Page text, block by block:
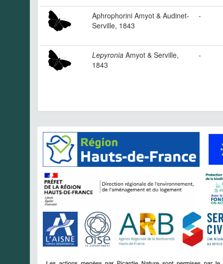
Aphrophorini Amyot & Audinet-
Serville, 1843
-
Lepyronia Amyot & Serville,
1843
-